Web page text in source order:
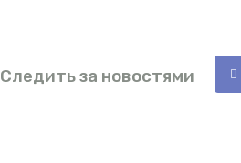
Следить за новостями